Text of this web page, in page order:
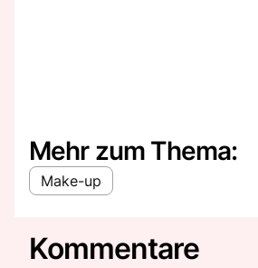
Mehr zum Thema:
Make-up
Kommentare